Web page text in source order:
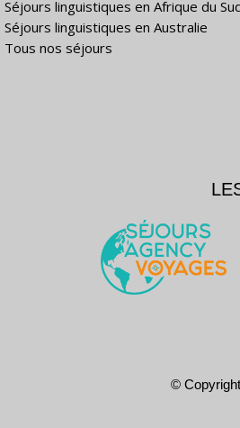
Séjours linguistiques en Afrique du
Séjours linguistiques en Australie
Tous nos séjours
©